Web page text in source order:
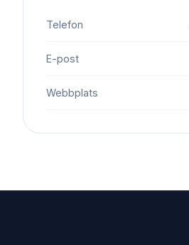
Telefon
E-post
Webbplats